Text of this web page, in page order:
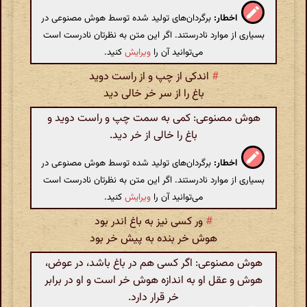
اخطار: برگردان‌های تولید شده توسط هوش مصنوعی در
بسیاری از موارد نادرستند. اگر این متن به نظرتان نادرست است
می‌توانید آن را ویرایشکنید.
# اندکی از چپ و از راست دوید
باغ را از سر خر خالی دید
هوش مصنوعی: کمی به سمت چپ و راست دوید و
باغ را خالی از خر دید.
اخطار: برگردان‌های تولید شده توسط هوش مصنوعی در
بسیاری از موارد نادرستند. اگر این متن به نظرتان نادرست است
می‌توانید آن را ویرایشکنید.
#ور کسی نیز به باغ اندر بود
هوش خر بنده به پیش خر بود
هوش مصنوعی: اگر کسی هم در باغ باشد، در عوض،
هوش و عقل او به اندازه هوش خر است و او در برابر
خر قرار دارد.